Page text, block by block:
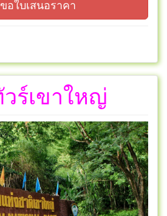
อใบเสนอราคา
ร์เขาใหญ่